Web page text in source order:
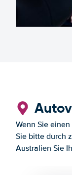
Wenn Sie
Sie bitte durch
Australien Sie